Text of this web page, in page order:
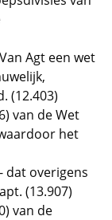
Agt een wet
(12.403)
van de Wet
het
dat overigens
(13.907)
van de